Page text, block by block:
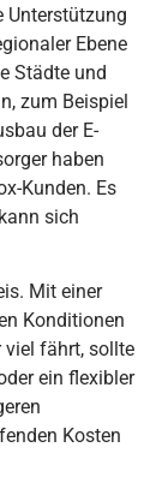
Unterstützung
Ebene
Städte und
zum Beispiel
der E-
haben
Kunden. Es
sich
Mit einer
Konditionen
viel fährt, sollte
ein flexibler
Kosten